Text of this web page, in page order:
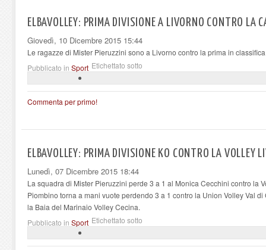
ELBAVOLLEY: PRIMA DIVISIONE A LIVORNO CONTRO LA
Giovedì, 10 Dicembre 2015 15:44
Le ragazze di Mister Pieruzzini sono a Livorno contro la prima in
Pubblicato in Sport Etichettato sotto
Commenta per primo!
ELBAVOLLEY: PRIMA DIVISIONE KO CONTRO LA VOLLEY
Lunedì, 07 Dicembre 2015 18:44
La squadra di Mister Pieruzzini perde 3 a 1 al Monica Cecchini contro la
Piombino torna a mani vuote perdendo 3 a 1 contro la Union Volley Val
la Baia del Marinaio Volley Cecina.
Pubblicato in Sport Etichettato sotto